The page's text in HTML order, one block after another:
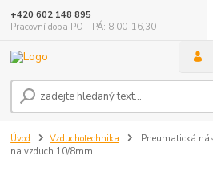
+420 602 148 895
Pracovní doba PO - PÁ: 8,00-16,30
Úvod Vzduchotechnika
Pneumatická
na vzduch 10/8mm